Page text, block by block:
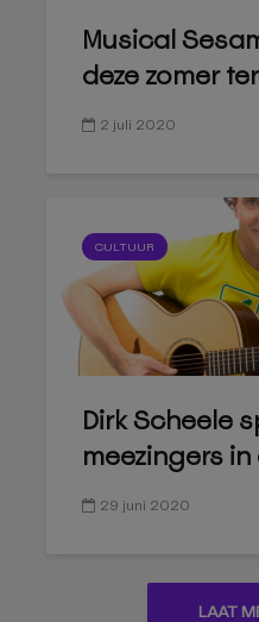
Musical
deze zomer
2 juli 2020
CULTUUR
Dirk Scheele
meezingers
29 juni 2020
LAAT